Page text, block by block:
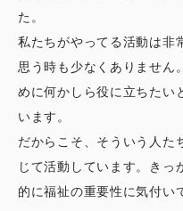
た。
私たちがやってる活動は非
思う時も少なくありません
めに何かしら役に立ちたい
います。
だからこそ、そういう人た
じて活動しています。きっ
的に福祉の重要性に気付い